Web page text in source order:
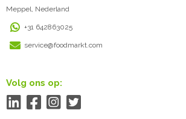
Meppel, Nederland
+31 642863025
service@foodmarkt.com
Volg ons op: